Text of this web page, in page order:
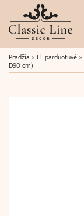
Pradžia > El. parduotuvė>
D90 cm)